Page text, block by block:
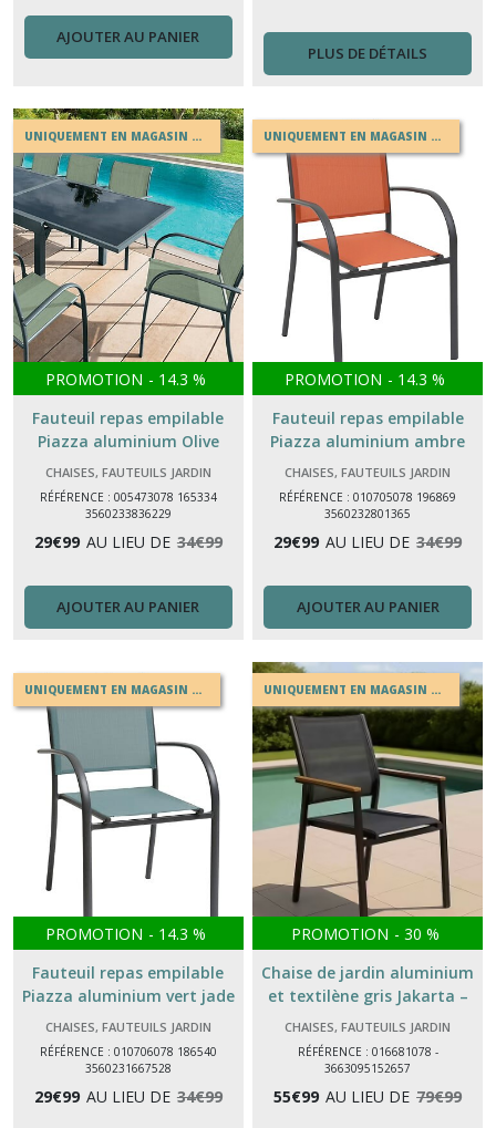
AJOUTER AU PANIER
PLUS DE DÉTAILS
UNIQUEMENT EN MAGASIN OU EN DRIVE
PROMOTION - 14.3 %
Fauteuil repas empilable
Piazza aluminium Olive
graphite – fauteuil de jardin
CHAISES, FAUTEUILS JARDIN
RÉFÉRENCE : 005473078 165334
3560233836229
29€99 AU LIEU DE 34€99
AJOUTER AU PANIER
UNIQUEMENT EN MAGASIN OU EN DRIVE
PROMOTION - 14.3 %
Fauteuil repas empilable
Piazza aluminium ambre
graphite – fauteuil de jardin
CHAISES, FAUTEUILS JARDIN
RÉFÉRENCE : 010705078 196869
3560232801365
29€99 AU LIEU DE 34€99
AJOUTER AU PANIER
UNIQUEMENT EN MAGASIN OU EN DRIVE
PROMOTION - 14.3 %
Fauteuil repas empilable
Piazza aluminium vert jade
graphite – fauteuil de jardin
CHAISES, FAUTEUILS JARDIN
RÉFÉRENCE : 010706078 186540
3560231667528
29€99 AU LIEU DE 34€99
UNIQUEMENT EN MAGASIN OU EN DRIVE
PROMOTION - 30 %
Chaise de jardin aluminium
et textilène gris Jakarta –
Chaise extérieure avec
accoudoirs
CHAISES, FAUTEUILS JARDIN
RÉFÉRENCE : 016681078 -
3663095152657
55€99 AU LIEU DE 79€99